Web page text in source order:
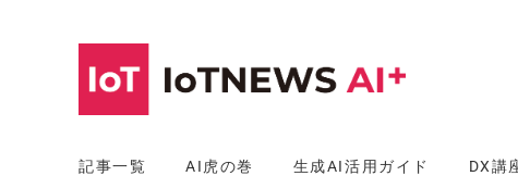
記事一覧 AI虎の巻 生成AI活用ガイド DX講